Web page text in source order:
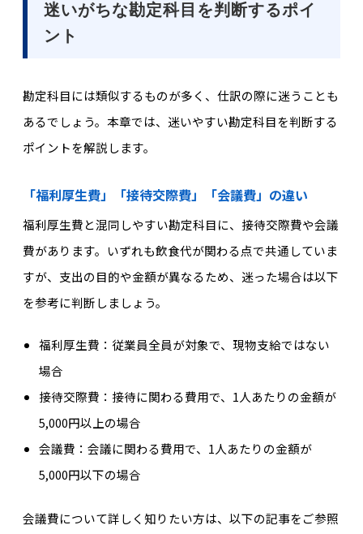
迷いがちな勘定科目を判断するポイ
ント
勘定科目には類似するものが多く、仕訳の際に迷うことも
あるでしょう。本章では、迷いやすい勘定科目を判断する
ポイントを解説します。
「福利厚生費」「接待交際費」「会議費」の違い
福利厚生費と混同しやすい勘定科目に、接待交際費や会議
費があります。いずれも飲食代が関わる点で共通していま
すが、支出の目的や金額が異なるため、迷った場合は以下
を参考に判断しましょう。
福利厚生費：従業員全員が対象で、現物支給ではない
場合
接待交際費：接待に関わる費用で、1人あたりの金額が
5,000円以上の場合
会議費：会議に関わる費用で、1人あたりの金額が
5,000円以下の場合
会議費について詳しく知りたい方は、以下の記事をご参照